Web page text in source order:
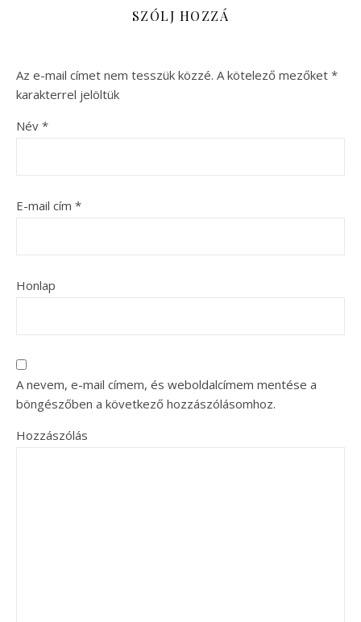
SZÓLJ HOZZÁ
Az e-mail címet nem tesszük közzé. A kötelező mezőket *
karakterrel jelöltük
Név *
E-mail cím *
Honlap
A nevem, e-mail címem, és weboldalcímem mentése a
böngészőben a következő hozzászólásomhoz.
Hozzászólás